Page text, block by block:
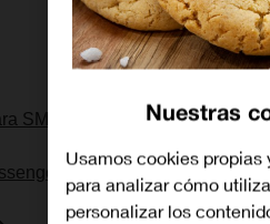
SMS Nuestras
Usamos cookies propias
para analizar cómo
personalizar los